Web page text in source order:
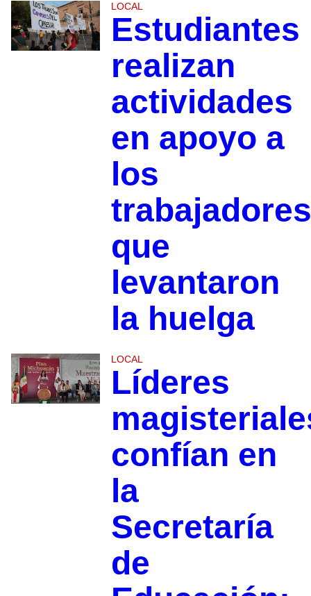
LOCAL
Estudiantes
realizan
actividades
en apoyo a
los
trabajadores
que
levantaron
la huelga
LOCAL
Líderes
confían en
la
Secretaría
de